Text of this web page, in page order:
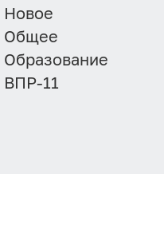
Новое
Общее
Образование
ВПР-11